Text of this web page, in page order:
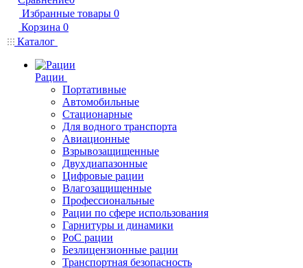
Избранные товары 0
Корзина 0
Каталог
Рации
Портативные
Автомобильные
Стационарные
Для водного транспорта
Авиационные
Взрывозащищенные
Двухдиапазонные
Цифровые рации
Влагозащищенные
Профессиональные
Рации по сфере использования
Гарнитуры и динамики
PoC рации
Безлицензионные рации
Транспортная безопасность